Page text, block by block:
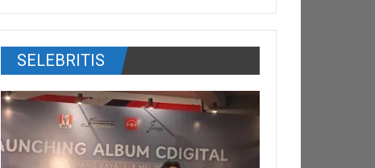
SELEBRITIS